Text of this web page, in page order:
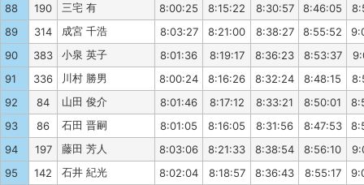
88
190 三宅 有 8:00:25 8:15:22 8:30:57 8:46:05
89
314 成宮 千浩 8:03:27 8:21:00 8:38:27 8:55:52
90
383 小泉 英子 8:01:36 8:19:17 8:36:23 8:53:37
91
336 川村 勝男 8:00:24 8:16:26 8:32:24 8:48:15
92
84 山田 俊介 8:01:46 8:17:12 8:33:21 8:50:01
93
86 石田 晋嗣 8:01:05 8:16:05 8:31:56 8:47:53
94
197 藤田 芳人 8:03:06 8:21:33 8:38:54 8:56:10
95
142 石井 紀光 8:02:04 8:18:57 8:36:43 8:55:17